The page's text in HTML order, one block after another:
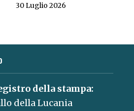
30 Luglio 2026
della stampa:
della Lucania